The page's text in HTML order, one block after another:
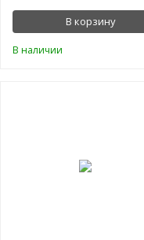
В корзину
В наличии